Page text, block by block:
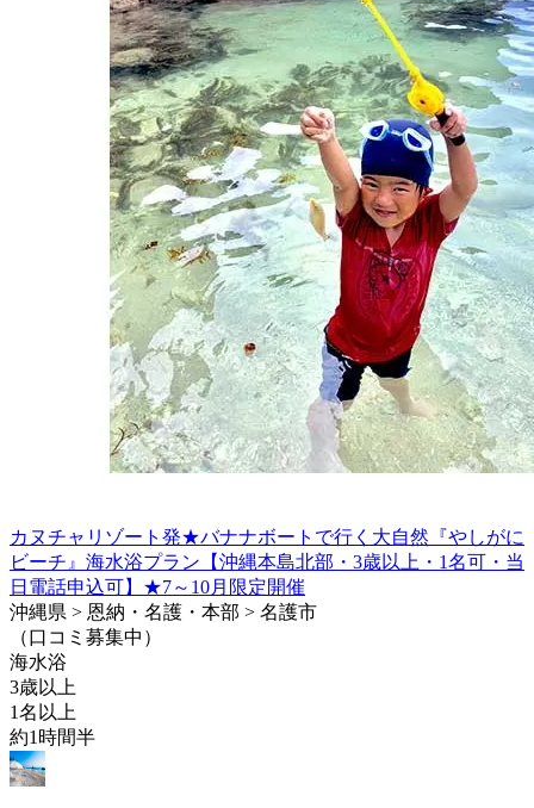
カヌチャリゾート発★バナナボートで行く大自然『やしがに
ビーチ』海水浴プラン【沖縄本島北部・3歳以上・1名可・当
日電話申込可】★7～10月限定開催
沖縄県 > 恩納・名護・本部 > 名護市
（口コミ募集中）
海水浴
3歳以上
1名以上
約1時間半